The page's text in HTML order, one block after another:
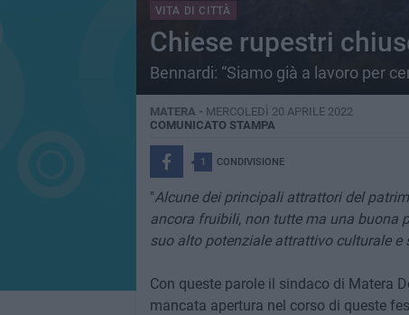
VITA DI CITTÀ
Chiese rupestri
Bennardi: “Siamo già a lavoro per
MATERA - MERCOLEDÌ 20 APRILE 2022
COMUNICATO STAMPA
1 CONDIVISIONE
"Alcune dei principali attrattori del
ancora fruibili, non tutte ma una buona
suo alto potenziale attrattivo culturale e
Con queste parole il sindaco di Matera
mancata apertura nel corso di queste